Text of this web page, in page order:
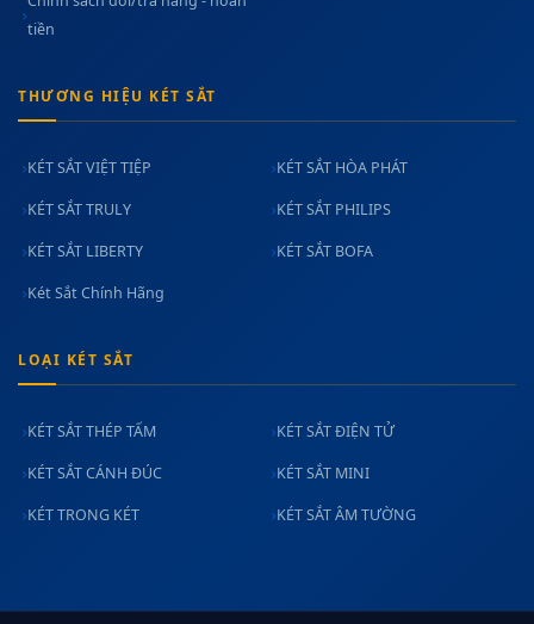
tiền
THƯƠNG HIỆU KÉT SẮT
KÉT SẮT VIỆT TIỆP KÉT SẮT HÒA PHÁT
KÉT SẮT TRULY KÉT SẮT PHILIPS
KÉT SẮT LIBERTY KÉT SẮT BOFA
Két Sắt Chính Hãng
LOẠI KÉT SẮT
KÉT SẮT THÉP TẤM KÉT SẮT ĐIỆN TỬ
KÉT SẮT CÁNH ĐÚC KÉT SẮT MINI
KÉT TRONG KÉT KÉT SẮT ÂM TƯỜNG